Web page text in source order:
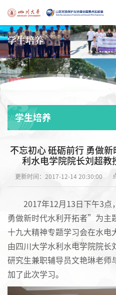
学生培养
学生培养
不忘初心 砥砺前行 勇做
利水电学院院长刘超教
更新时间：2017-12-14 20:30:00
2017年12月13日下午3点
勇做新时代水利开拓者”为主
十九大精神专题学习会在水电
由四川大学水利水电学院院长
研究生兼职辅导员文艳琳老师
加了此次学习。